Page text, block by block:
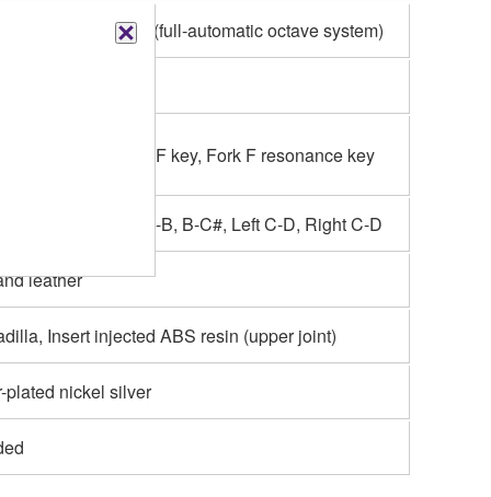
Conservatoire (full-automatic octave system)
key, Left-hand F key, Fork F resonance key
F#-G#, Ab-Bb, A#-B, B-C#, Left C-D, Right C-D
leather
Insert injected ABS resin (upper joint)
plated nickel silver